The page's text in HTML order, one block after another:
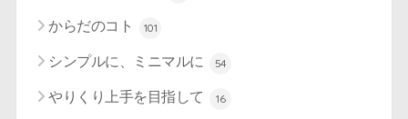
からだのコト 101
シンプルに、ミニマルに 54
やりくり上手を目指して 16